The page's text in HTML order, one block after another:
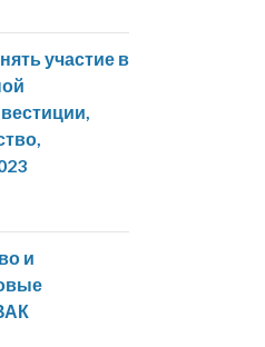
участие в
и